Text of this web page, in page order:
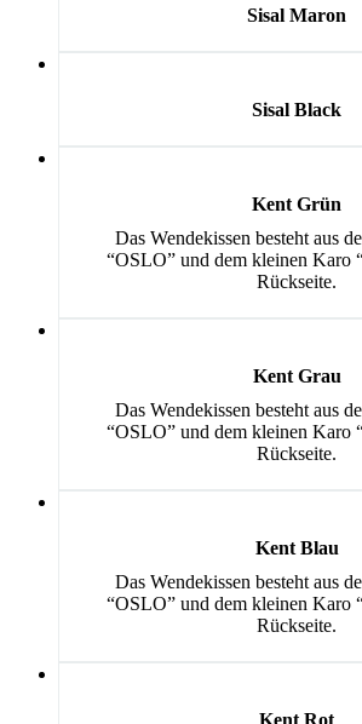
Sisal Maron
Sisal Black
Kent Grün
Das Wendekissen besteht aus
“OSLO” und dem kleinen Karo
Rückseite.
Kent Grau
Das Wendekissen besteht aus
“OSLO” und dem kleinen Karo
Rückseite.
Kent Blau
Das Wendekissen besteht aus
“OSLO” und dem kleinen Karo
Rückseite.
Kent Rot